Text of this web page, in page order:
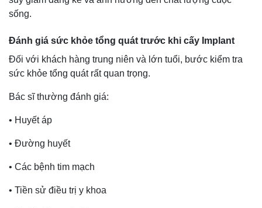
sống.
Đánh giá sức khỏe tổng quát trước khi cấy Implant
Đối với khách hàng trung niên và lớn tuổi, bước kiểm tra
sức khỏe tổng quát rất quan trọng.
Bác sĩ thường đánh giá:
• Huyết áp
• Đường huyết
• Các bệnh tim mạch
• Tiền sử điều trị y khoa